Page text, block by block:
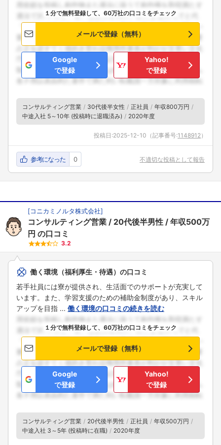
１分で無料登録して、60万社の口コミをチェック
メールで登録（無料）
Google
で登録
Yahoo!
で登録
コンサルティング営業 30代後半女性 正社員
年収800万円
中途入社 5～10年 (投稿時に退職済み)
2020年度
投稿日:2025-12-10 （記事番号:1148912 ）
参考になった 0 不適切な投稿として報告
[コニカミノルタ株式会社]
コンサルティング営業 20代後半男性
年収500万
円 の口コミ
3.2
働く環境（福利厚生・待遇）の口コミ
若手社員には寮が提供され、生活面でのサポートが充実して
います。また、学習支援のための補助金制度があり、スキル
アップを目指 ... 働く環境の口コミの続きを読む
１分で無料登録して、60万社の口コミをチェック
メールで登録（無料）
Google
で登録
Yahoo!
で登録
コンサルティング営業 20代後半男性 正社員
年収500万円
中途入社 3～5年 (投稿時に在職)
2020年度